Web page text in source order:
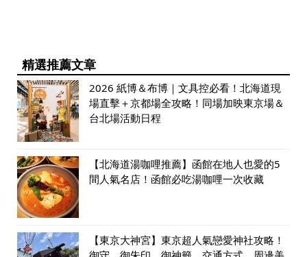
精選推薦文章
2026 紙博＆布博｜文具控必看！北海道現
場直擊＋京都場全攻略！同場加映東京場＆
台北場活動日程
【北海道湯咖哩推薦】函館在地人也愛的5
間人氣名店！函館必吃湯咖哩一次收藏
【東京大神宮】東京超人氣戀愛神社攻略！